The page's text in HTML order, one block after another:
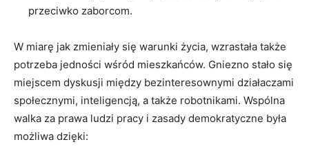
przeciwko zaborcom.
W miarę jak zmieniały się warunki życia, wzrastała także
potrzeba jedności wśród mieszkańców. Gniezno stało się
miejscem dyskusji między bezinteresownymi działaczami
społecznymi, inteligencją, a także robotnikami. Wspólna
walka za prawa ludzi pracy i zasady demokratyczne była
możliwa dzięki: